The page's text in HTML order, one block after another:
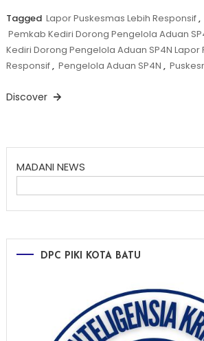
Tagged Lapor Puskesmas Lebih Responsif,
Pemkab Kediri Dorong Pengelola Aduan
Kediri Dorong Pengelola Aduan SP4N Lapor
Responsif, Pengelola Aduan SP4N ,
Discover
MADANI NEWS
DPC PIKI KOTA BATU